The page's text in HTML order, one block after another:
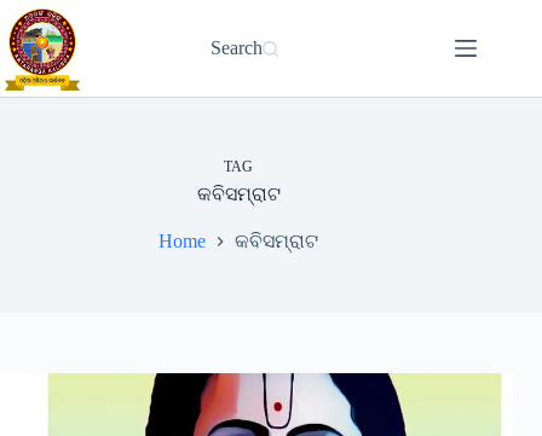
Skip
to
content
Search
TAG
କବିସମ୍ରାଟ
Home କବିସମ୍ରାଟ